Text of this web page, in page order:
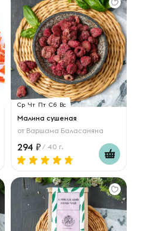
Ср Чт Пт Сб Вс
Малина сушеная
от Варшама Баласаняна
294 / 40 г.